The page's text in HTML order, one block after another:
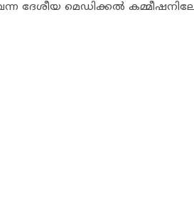
ദേശീയ മെഡിക്കല്‍